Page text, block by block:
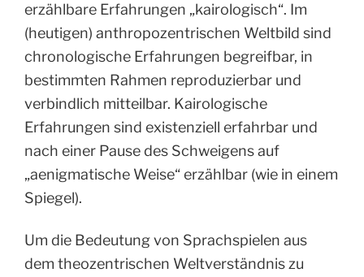
erzählbare Erfahrungen „kairologisch“. Im
(heutigen) anthropozentrischen Weltbild sind
chronologische Erfahrungen begreifbar, in
bestimmten Rahmen reproduzierbar und
verbindlich mitteilbar. Kairologische
Erfahrungen sind existenziell erfahrbar und
nach einer Pause des Schweigens auf
„aenigmatische Weise“ erzählbar (wie in einem
Spiegel).
Um die Bedeutung von Sprachspielen aus
dem theozentrischen Weltverständnis zu